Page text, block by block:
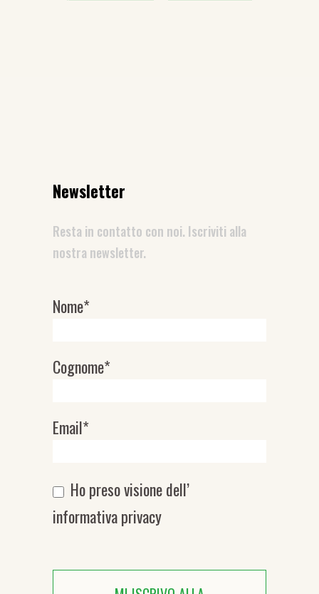
Newsletter
Resta in contatto con noi. Iscriviti alla
nostra newsletter.
Newsletter
Nome*
Cognome*
Email*
Ho preso visione dell’
informativa privacy